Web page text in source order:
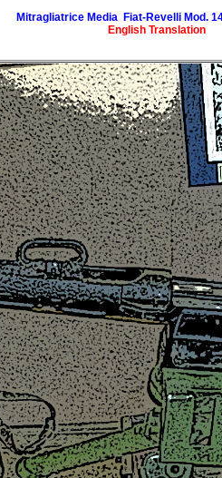
Mitragliatrice Media Fiat-Revelli Mod.
English Translation